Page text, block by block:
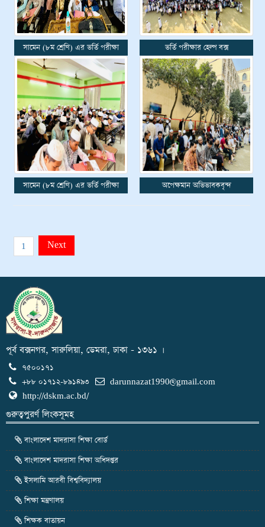
সামেন (৮ম শ্রেণি) এর ভর্তি পরীক্ষা ভর্তি পরীক্ষার হেল্প বক্স
সামেন (৮ম শ্রেণি) এর ভর্তি পরীক্ষা অপেক্ষমান অভিভাবকবৃন্দ
1 Next
পূর্ব বক্সনগর, সারুলিয়া, ডেমরা, ঢাকা - ১৩৬১ ।
৭৫০০১৭১
+৮৮ ০১৭১২-৮৯১৪৯৩
darunnazat1990@gmail.com
http://dskm.ac.bd/
গুরুত্বপুরর্ণ লিংকসূমহ
বাংলাদেশ মাদরাসা শিক্ষা বোর্ড
বাংলাদেশ মাদরাসা শিক্ষা অধিদপ্তর
ইসলামি আরবী বিশ্ববিদ্যালয়
শিক্ষা মন্ত্রণালয়
শিক্ষক বাতায়ন